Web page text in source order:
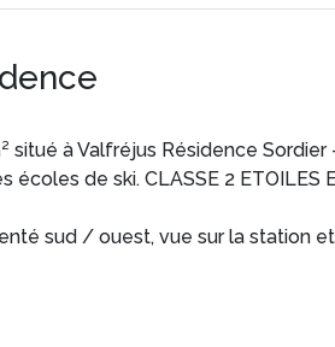
situé à Valfréjus Résidence
de ski. CLASSE 2
sud / ouest, vue sur la station